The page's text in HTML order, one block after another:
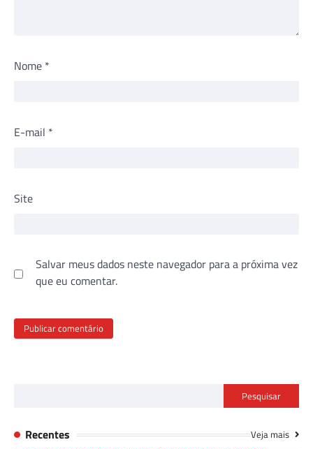
Nome *
E-mail *
Site
Salvar meus dados neste navegador para a próxima vez
que eu comentar.
Pesquisar
Recentes Veja mais